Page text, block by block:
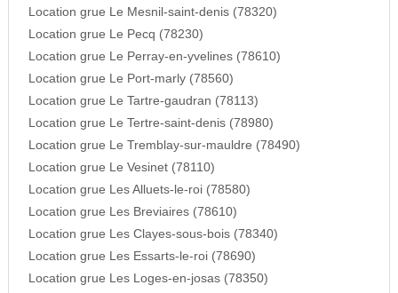
Location grue Le Mesnil-saint-denis (78320)
Location grue Le Pecq (78230)
Location grue Le Perray-en-yvelines (78610)
Location grue Le Port-marly (78560)
Location grue Le Tartre-gaudran (78113)
Location grue Le Tertre-saint-denis (78980)
Location grue Le Tremblay-sur-mauldre (78490)
Location grue Le Vesinet (78110)
Location grue Les Alluets-le-roi (78580)
Location grue Les Breviaires (78610)
Location grue Les Clayes-sous-bois (78340)
Location grue Les Essarts-le-roi (78690)
Location grue Les Loges-en-josas (78350)